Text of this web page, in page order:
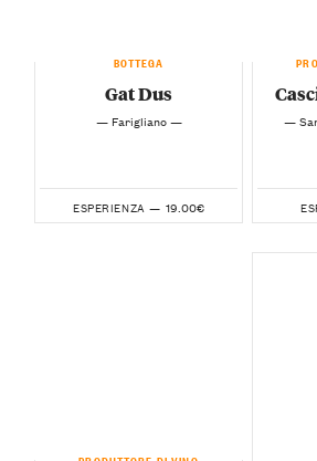
BOTTEGA
Gat Dus
— Farigliano —
ESPERIENZA — 19.00€
—